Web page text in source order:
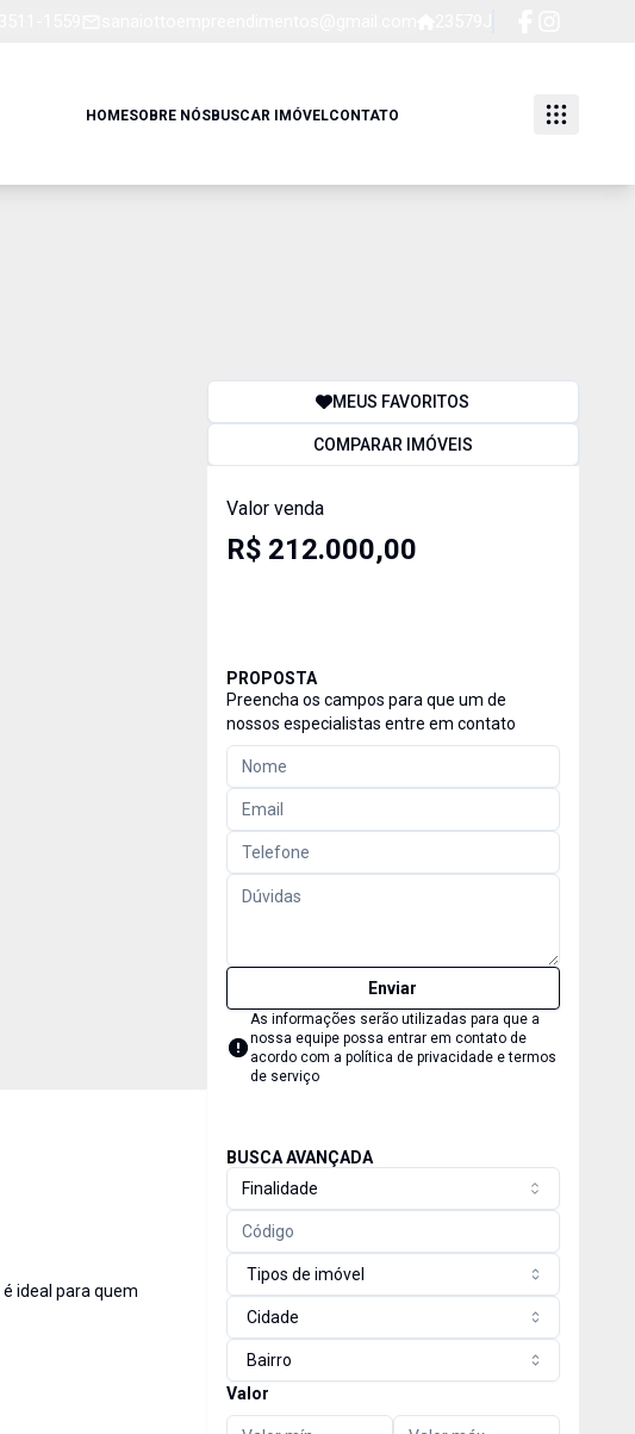
HOMESOBRE NÓSBUSCAR IMÓVELCONTATO
ideal para quem
MEUS FAVORITOS
COMPARAR IMÓVEIS
Valor venda
R$ 212.000,00
PROPOSTA
Preencha os campos para que um de
nossos especialistas entre em contato
Enviar
As informações serão utilizadas para que a
nossa equipe possa entrar em contato de
acordo com a política de privacidade e termos
de serviço
BUSCA AVANÇADA
Finalidade
Tipos de imóvel
Cidade
Bairro
Valor